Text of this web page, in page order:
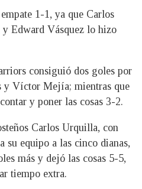
1-1, ya que Carlos
Edward Vásquez lo hizo
consiguió dos goles por
y Víctor Mejía; mientras que
y poner las cosas 3-2.
Carlos Urquilla, con
su equipo a las cinco dianas,
más y dejó las cosas 5-5,
tiempo extra.